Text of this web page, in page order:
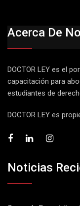
Acerca De
DOCTOR LEY es el
capacitación para
estudiantes de
DOCTOR LEY es
Noticias